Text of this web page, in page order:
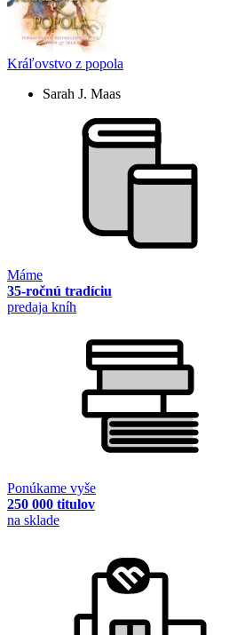
Kráľovstvo z popola
Sarah J. Maas
Máme
35-ročnú tradíciu
predaja kníh
Ponúkame vyše
250 000 titulov
na sklade